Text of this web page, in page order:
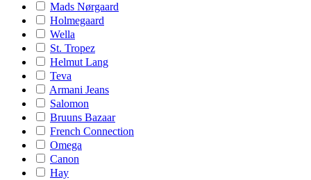
Mads Nørgaard
Holmegaard
Wella
St. Tropez
Helmut Lang
Teva
Armani Jeans
Salomon
Bruuns Bazaar
French Connection
Omega
Canon
Hay